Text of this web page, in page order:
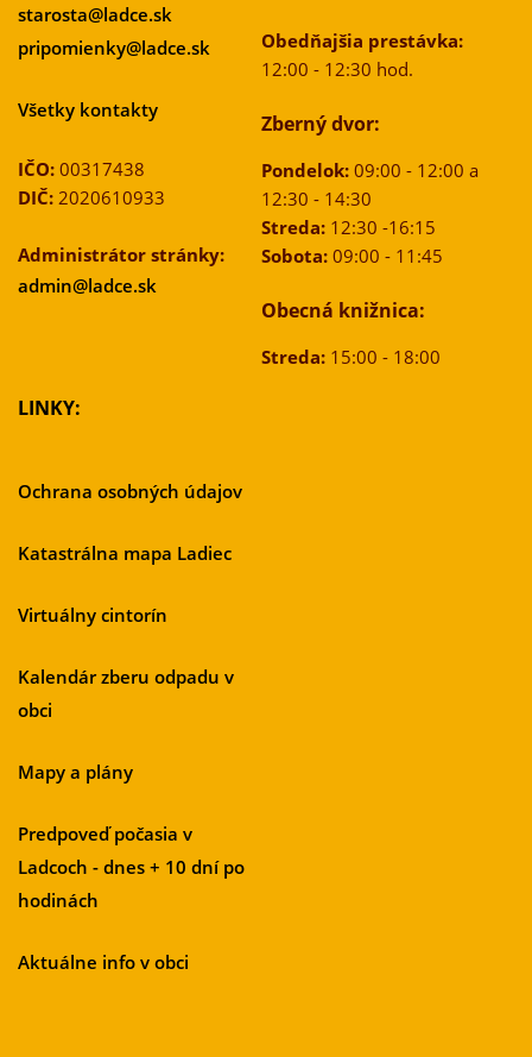
starosta@ladce.sk
pripomienky@ladce.sk
Všetky kontakty
IČO: 00317438
DIČ: 2020610933
Administrátor stránky:
admin@ladce.sk
Obedňajšia prestávka:
12:00 - 12:30 hod.
Zberný dvor:
Pondelok:09:00 - 12:00 a
12:30 - 14:30
Streda:12:30 -16:15
Sobota:09:00 - 11:45
Obecná knižnica:
Streda:15:00 - 18:00
LINKY:
Ochrana osobných údajov
Katastrálna mapa Ladiec
Virtuálny cintorín
Kalendár zberu odpadu v
obci
Mapy a plány
Predpoveď počasia v
Ladcoch - dnes + 10 dní po
hodinách
Aktuálne info v obci